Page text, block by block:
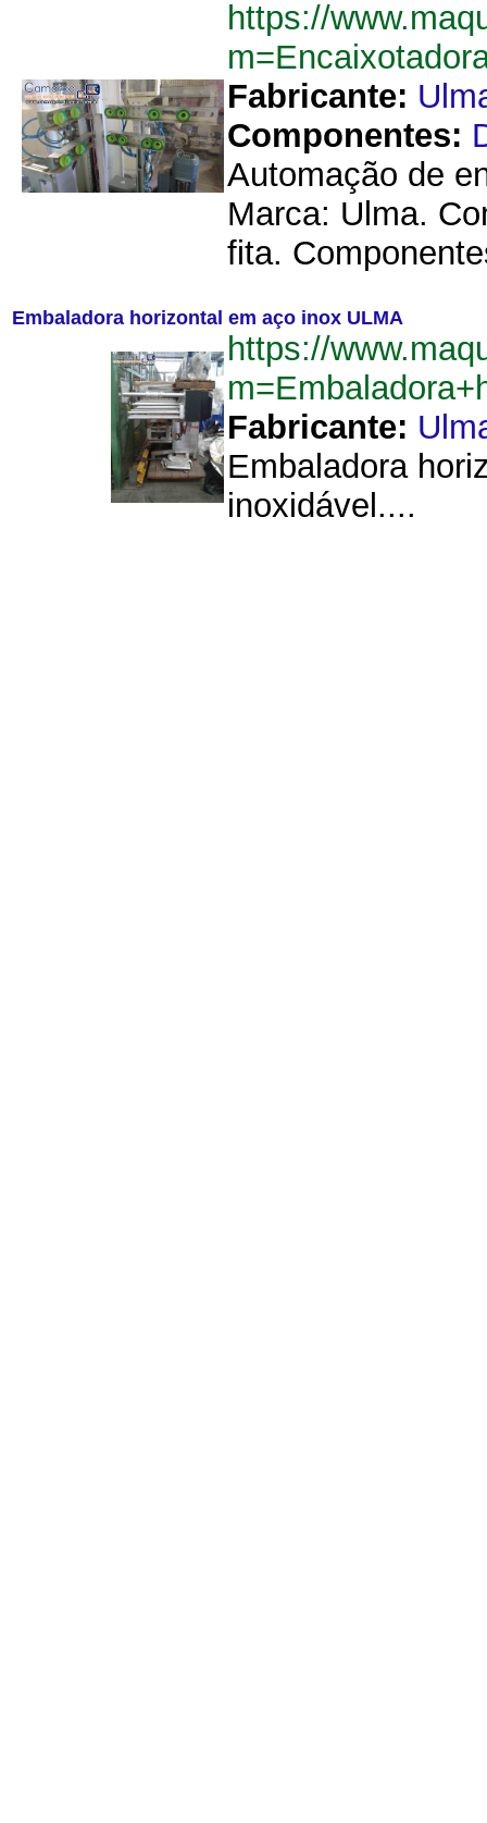
https://
Fabricante:
Componentes:
Automação de
Marca: Ulma.
fita.
Embaladora horizontal em aço inox ULMA
https://
Fabricante:
Embaladora
inoxidável....